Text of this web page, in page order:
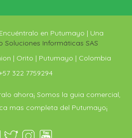
en Putumayo | Una
Soluciones Informáticas SAS
| Orito | Putumayo | Colombia
322 7759294
ahora¡ Somos la guia comercial,
mas completa del Putumayo¡